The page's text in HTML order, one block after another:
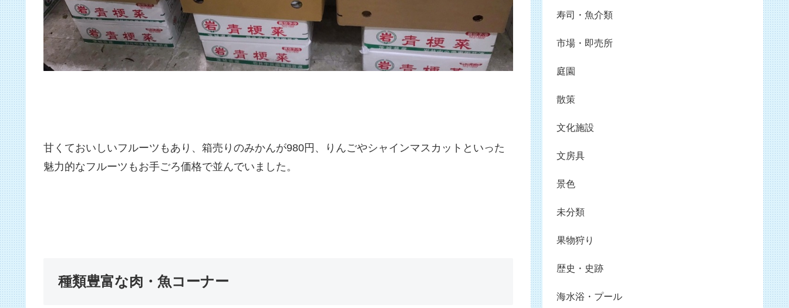
甘くておいしいフルーツもあり、箱売りのみかんが980円、りんごやシャインマスカットといった
魅力的なフルーツもお手ごろ価格で並んでいました。
種類豊富な肉・魚コーナー
寿司・魚介類
市場・即売所
庭園
散策
文化施設
文房具
景色
未分類
果物狩り
歴史・史跡
海水浴・プール